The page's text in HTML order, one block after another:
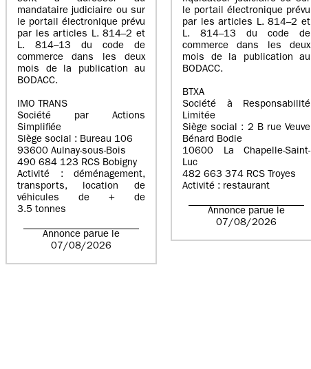
mandataire judiciaire ou sur
le portail électronique prévu
par les articles L. 814–2 et
L. 814–13 du code de
commerce dans les deux
mois de la publication au
BODACC.
IMO TRANS
Société par Actions
Simplifiée
Siège social : Bureau 106
93600 Aulnay-sous-Bois
490 684 123 RCS Bobigny
Activité : déménagement,
transports, location de
véhicules de + de
3.5 tonnes
Annonce parue le
07/08/2026
le portail électronique prévu
par les articles L. 814–2 et
L. 814–13 du code de
commerce dans les deux
mois de la publication au
BODACC.
BTXA
Société à Responsabilité
Limitée
Siège social : 2 B rue Veuve
Bénard Bodie
10600 La Chapelle-Saint-
Luc
482 663 374 RCS Troyes
Activité : restaurant
Annonce parue le
07/08/2026